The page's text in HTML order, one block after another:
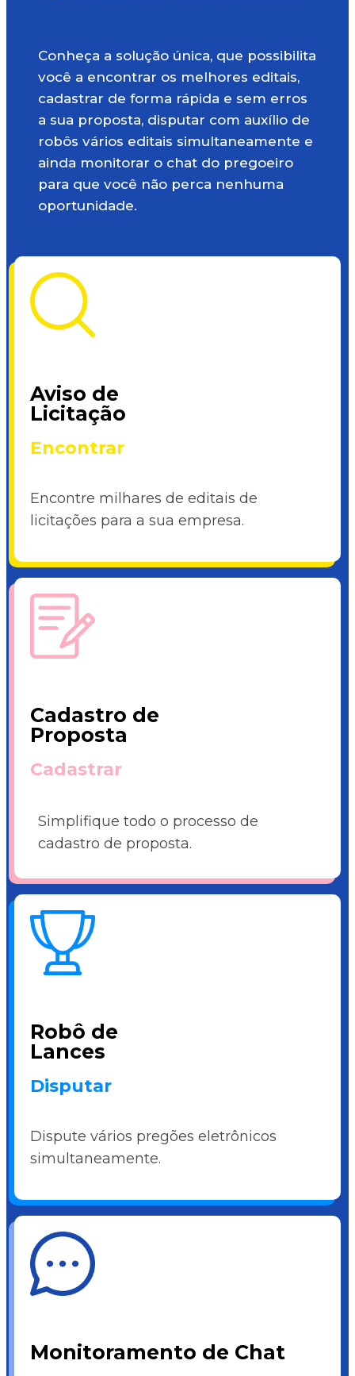
Conheça a solução única, que possibilita
você a encontrar os melhores editais,
cadastrar de forma rápida e sem erros
a sua proposta, disputar com auxílio de
robôs vários editais simultaneamente e
ainda monitorar o chat do pregoeiro
para que você não perca nenhuma
oportunidade.
Aviso de
Licitação
Encontrar
Encontre milhares de editais de
licitações para a sua empresa.
Cadastro de
Proposta
Cadastrar
Simplifique todo o processo de
cadastro de proposta.
Robô de
Lances
Disputar
Dispute vários pregões eletrônicos
simultaneamente.
Monitoramento de Chat